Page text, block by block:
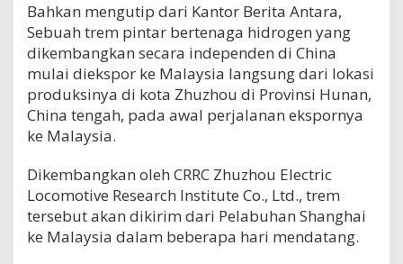
Bahkan mengutip dari Kantor Berita Antara,
Sebuah trem pintar bertenaga hidrogen yang
dikembangkan secara independen di China
mulai diekspor ke Malaysia langsung dari lokasi
produksinya di kota Zhuzhou di Provinsi Hunan,
China tengah, pada awal perjalanan ekspornya
ke Malaysia.
Dikembangkan oleh CRRC Zhuzhou Electric
Locomotive Research Institute Co., Ltd., trem
tersebut akan dikirim dari Pelabuhan Shanghai
ke Malaysia dalam beberapa hari mendatang.